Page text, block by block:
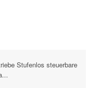
Stufenlos steuerbare